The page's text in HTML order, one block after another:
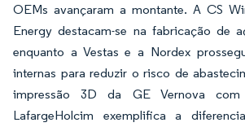
OEMs avançaram a montante. A CS
Energy destacam-se na fabricação de
enquanto a Vestas e a Nordex
internas para reduzir o risco de
impressão 3D da GE Vernova
LafargeHolcim exemplifica a